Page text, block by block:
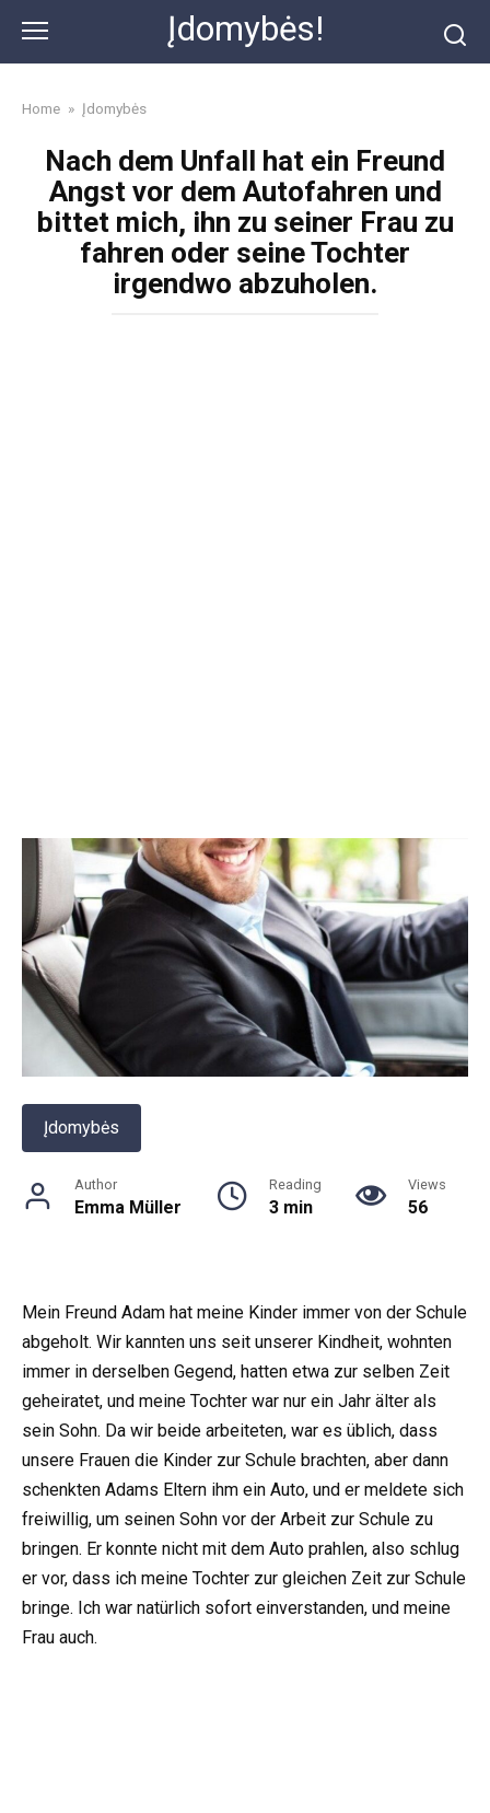
content
Įdomybės!
Home » Įdomybės
Nach dem Unfall hat ein Freund
Angst vor dem Autofahren und
bittet mich, ihn zu seiner Frau zu
fahren oder seine Tochter
irgendwo abzuholen.
Įdomybės
Author
Emma Müller
Reading
3 min
Views
56
Mein Freund Adam hat meine Kinder immer von der Schule
abgeholt. Wir kannten uns seit unserer Kindheit, wohnten
immer in derselben Gegend, hatten etwa zur selben Zeit
geheiratet, und meine Tochter war nur ein Jahr älter als
sein Sohn. Da wir beide arbeiteten, war es üblich, dass
unsere Frauen die Kinder zur Schule brachten, aber dann
schenkten Adams Eltern ihm ein Auto, und er meldete sich
freiwillig, um seinen Sohn vor der Arbeit zur Schule zu
bringen. Er konnte nicht mit dem Auto prahlen, also schlug
er vor, dass ich meine Tochter zur gleichen Zeit zur Schule
bringe. Ich war natürlich sofort einverstanden, und meine
Frau auch.